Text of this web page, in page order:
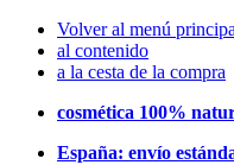
Volver al menú
al contenido
a la cesta de la compra
cosmética 100%
España: envío